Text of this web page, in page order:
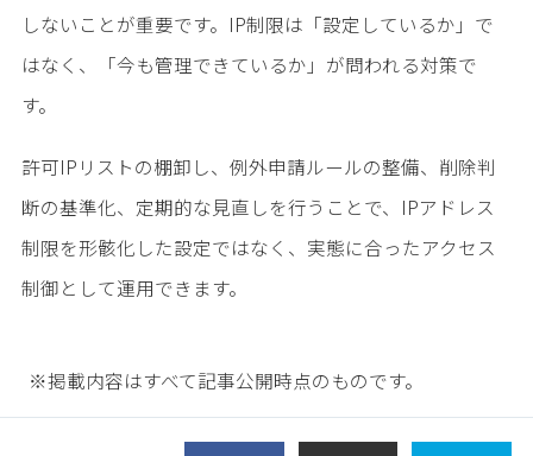
しないことが重要です。IP制限は「設定しているか」で
はなく、「今も管理できているか」が問われる対策で
す。
許可IPリストの棚卸し、例外申請ルールの整備、削除判
断の基準化、定期的な見直しを行うことで、IPアドレス
制限を形骸化した設定ではなく、実態に合ったアクセス
制御として運用できます。
※掲載内容はすべて記事公開時点のものです。